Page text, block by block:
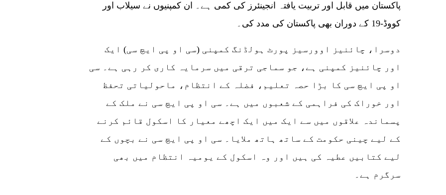
پاکستان میں قابل اور تربیت یافتہ انجینئرز کی کمی ہے۔ ان کمپنیوں نے سیلاب اور
کووڈ-19 کے دوران بھی پاکستان کی مدد کی۔
دوسرا، چائنیز اوورسیز پورٹ ہولڈنگ کمپنی (سی او پی ایچ سی) ایک
اور چائنیز کمپنی ہے، جو سماجی ترقی میں سرمایہ کاری کر رہی ہے۔ سی
او پی ایچ سی کا بڑا حصہ تعلیم، فضلہ کے انتظام، ماحولیاتی تحفظ
اور خوراک کی فراہمی کے شعبوں میں ہے۔ سی او پی ایچ سی نے ملک کے
پسماندہ علاقوں میں سے ایک میں ایک اچھے معیار کا اسکول قائم کرنے
کے لیے چینی حکومت کے ساتھ ہاتھ ملایا۔ سی او پی ایچ سی نے بچوں کے
لیے کتابیں عطیہ کی ہیں اور وہ اسکول کے یومیہ انتظام میں بھی
سرگرم ہے۔